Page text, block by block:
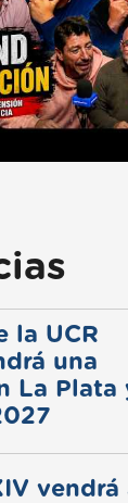
la UCR
una
La Plata
vendrá